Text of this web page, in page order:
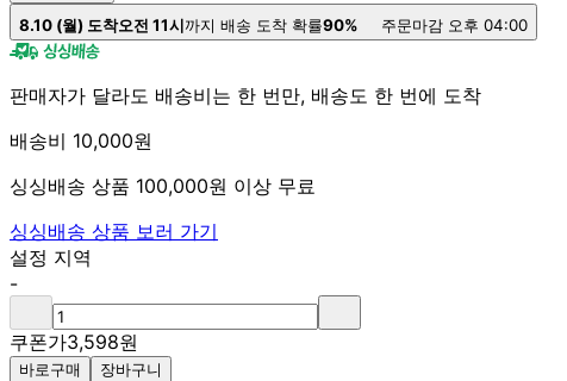
8.10 (월) 도착오전 11시까지 배송 도착 확률90% 주문마감 오후 04:00
판매자가 달라도 배송비는 한 번만, 배송도 한 번에 도착
배송비 10,000원
싱싱배송 상품 100,000원 이상 무료
싱싱배송 상품 보러 가기
설정 지역
-
쿠폰가3,598원
바로구매 장바구니